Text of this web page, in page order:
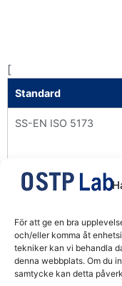
För att ge en bra
och/eller komma åt
tekniker kan vi behandla
denna webbplats. Om du
samtycke kan detta
[
Standard
SS-EN ISO 5173
and has the company’s
company as well as related